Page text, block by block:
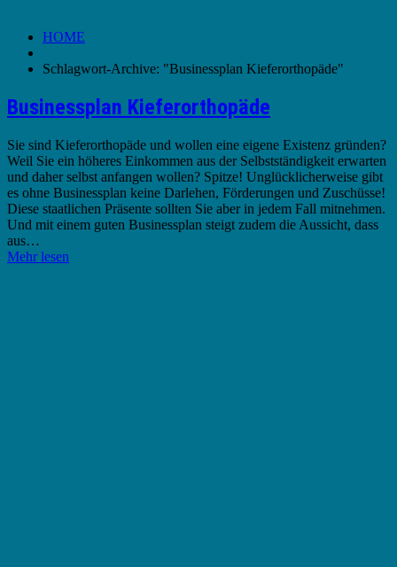
HOME
Schlagwort-Archive: "Businessplan Kieferorthopäde"
Businessplan Kieferorthopäde
Sie sind Kieferorthopäde und wollen eine eigene Existenz gründen?
Weil Sie ein höheres Einkommen aus der Selbstständigkeit erwarten
und daher selbst anfangen wollen? Spitze! Unglücklicherweise gibt
es ohne Businessplan keine Darlehen, Förderungen und Zuschüsse!
Diese staatlichen Präsente sollten Sie aber in jedem Fall mitnehmen.
Und mit einem guten Businessplan steigt zudem die Aussicht, dass
aus…
Mehr lesen